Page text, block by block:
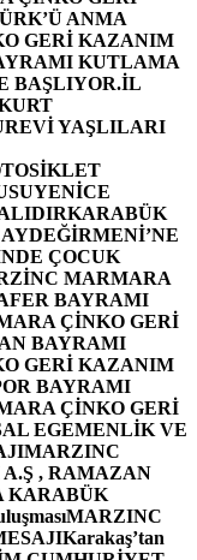
ANMA
GERİ KAZANIM
KUTLAMA
BAŞLIYOR.İL
YAŞLILARI
YENİCE
KARABÜK
ÇOCUK
MARMARA
BAYRAMI
ÇİNKO GERİ
BAYRAMI
GERİ KAZANIM
BAYRAMI
ÇİNKO GERİ
EGEMENLİK VE
MARZINC
, RAMAZAN
KARABÜK
MARZINC
Karakaş’tan